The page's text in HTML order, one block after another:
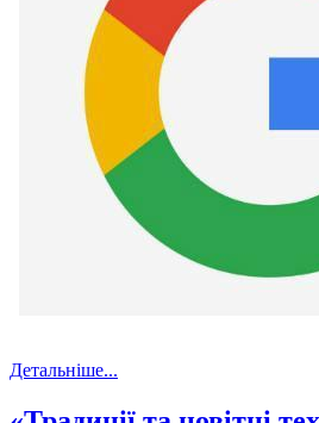
Детальніше...